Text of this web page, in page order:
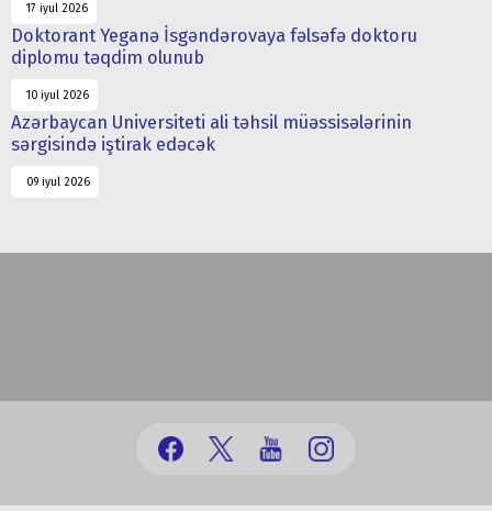
17 iyul 2026
Doktorant Yeganə İsgəndərovaya fəlsəfə doktoru
diplomu təqdim olunub
10 iyul 2026
Azərbaycan Universiteti ali təhsil müəssisələrinin
sərgisində iştirak edəcək
09 iyul 2026